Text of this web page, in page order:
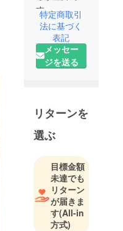
す。
カフェで
ゆっくり過
ごすのが好
経営する牧
場を支える
ため、家事
育児の傍
ら、経理作
業や雑務に
いそしんで
います。
特定商取引
法に基づく
表記
メッセー
ジを送る
リターンを
選ぶ
目標金額
未達でも
リターン
が届きま
す(All-in
方式)